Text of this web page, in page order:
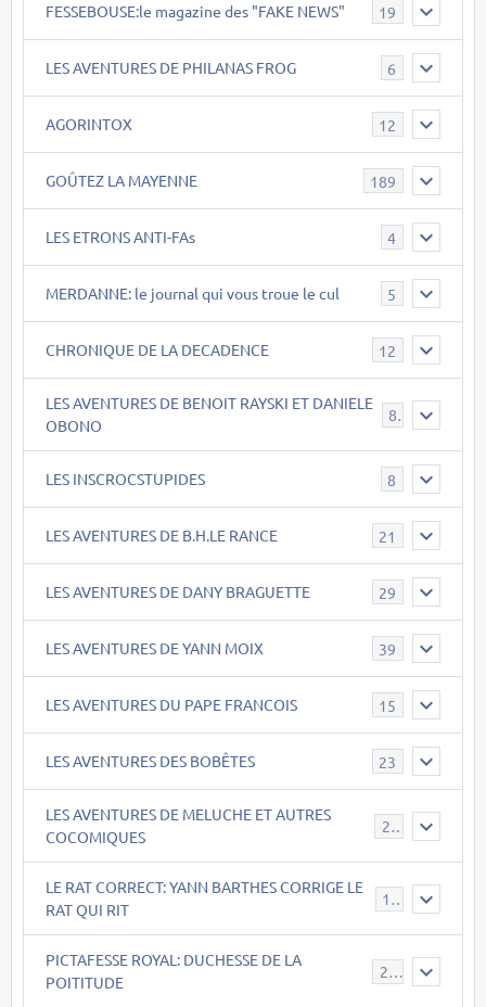
FESSEBOUSE:le magazine des "FAKE NEWS" 19
LES AVENTURES DE PHILANAS FROG 6
AGORINTOX 12
GOÛTEZ LA MAYENNE 189
LES ETRONS ANTI-FAs 4
MERDANNE: le journal qui vous troue le cul 5
CHRONIQUE DE LA DECADENCE 12
LES AVENTURES DE BENOIT RAYSKI ET DANIELE
OBONO
8
LES INSCROCSTUPIDES 8
LES AVENTURES DE B.H.LE RANCE 21
LES AVENTURES DE DANY BRAGUETTE 29
LES AVENTURES DE YANN MOIX 39
LES AVENTURES DU PAPE FRANCOIS 15
LES AVENTURES DES BOBÊTES 23
LES AVENTURES DE MELUCHE ET AUTRES
COCOMIQUES
22
LE RAT CORRECT: YANN BARTHES CORRIGE LE
RAT QUI RIT
15
PICTAFESSE ROYAL: DUCHESSE DE LA
POITITUDE
23